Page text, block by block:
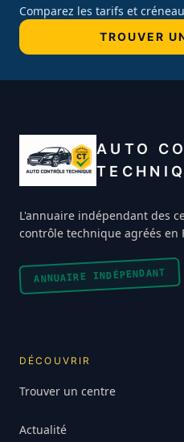
Comparez les tarifs et
TROUVER
AUTO
L'annuaire indépendant des
contrôle technique agréés en
ANNUAIRE INDÉPENDANT
DÉCOUVRIR
Trouver un centre
Actualité